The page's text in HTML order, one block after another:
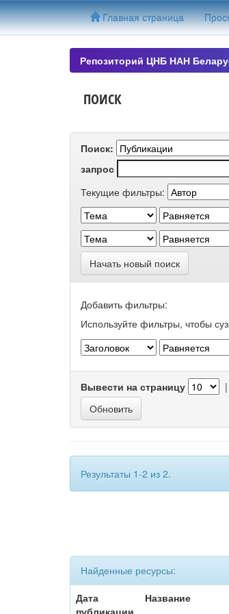
Skip
navigation
Главная страница
Репозиторий ЦНБ НАН
ПОИСК
Поиск:
запрос
Текущие фильтры:
Начать новый поиск
Добавить фильтры:
Используйте фильтры, чтобы
Вывести на страницу |
Результаты 1-2 из 2.
Найденные ресурсы:
Дата
публикации
Название